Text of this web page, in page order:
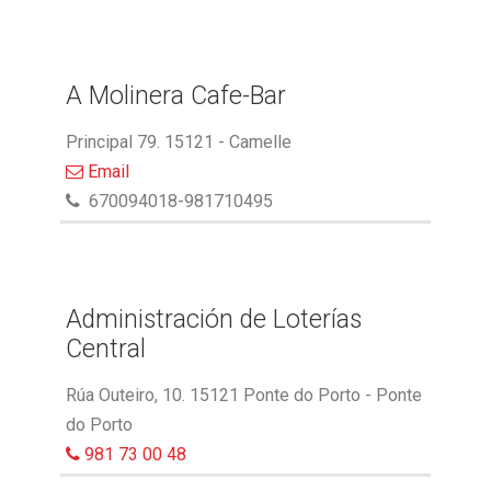
A Molinera Cafe-Bar
Principal 79. 15121 - Camelle
Email
670094018-981710495
Administración de Loterías
Central
Rúa Outeiro, 10. 15121 Ponte do Porto - Ponte
do Porto
981 73 00 48